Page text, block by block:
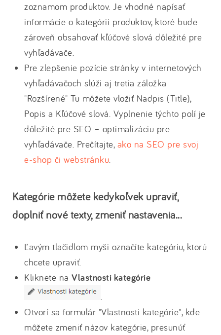
zoznamom produktov. Je vhodné napísať
informácie o kategórii produktov, ktoré bude
zároveň obsahovať kľúčové slová dôležité pre
vyhľadávače.
Pre zlepšenie pozície stránky v internetových
vyhľadávačoch slúži aj tretia záložka
"Rozšírené" Tu môžete vložiť Nadpis (Title),
Popis a Kľúčové slová. Vyplnenie týchto polí je
dôležité pre SEO – optimalizáciu pre
vyhľadávače. Prečítajte, ako na SEO pre svoj
e-shop či webstránku.
Kategórie môžete kedykoľvek upraviť,
doplniť nové texty, zmeniť nastavenia...
Ľavým tlačidlom myši označíte kategóriu, ktorú
chcete upraviť.
Kliknete na Vlastnosti kategórie
.
Otvorí sa formulár "Vlastnosti kategórie", kde
môžete zmeniť názov kategórie, presunúť